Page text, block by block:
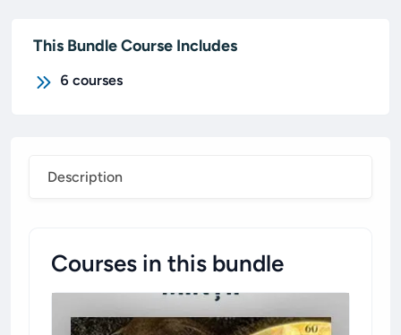
Description
Courses in this bundle
This Bundle Course Includes
6 courses